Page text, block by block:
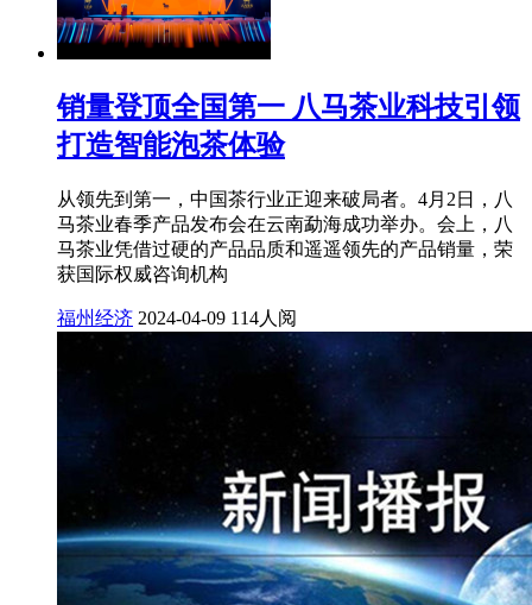
销量登顶全国第一 八马茶业科技引领
打造智能泡茶体验
从领先到第一，中国茶行业正迎来破局者。4月2日，八
马茶业春季产品发布会在云南勐海成功举办。会上，八
马茶业凭借过硬的产品品质和遥遥领先的产品销量，荣
获国际权威咨询机构
福州经济 2024-04-09 114人阅